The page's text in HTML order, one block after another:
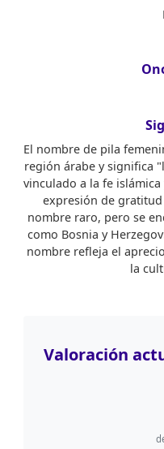
El nombre de pila
región árabe y significa
vinculado a la fe
expresión de
nombre raro, pero se
como Bosnia y
nombre refleja el
la
Valoración